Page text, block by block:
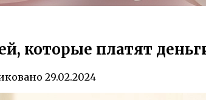
которые платят
29.02.2024